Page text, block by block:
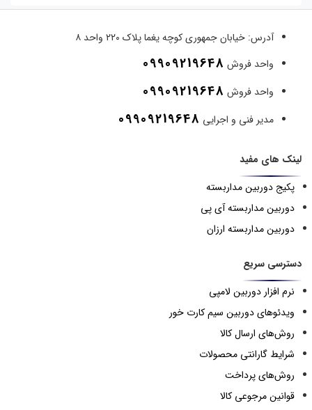
آدرس: خیابان جمهوری کوچه یغما پلاک ۲۲۰ واحد ۸
واحد فروش 09909219648
واحد فروش 09909219648
مدیر فنی و اجرایی 09909219648
لینک های مفید
پکیج دوربین مداربسته
دوربین مداربسته آی پی
دوربین مداربسته ارزان
دسترسی سریع
نرم افزار دوربین لامپی
ویدئوهای دوربین سیم کارت خور
روش‌های ارسال کالا
شرایط گارانتی محصولات
روش‌های پرداخت
قوانین مرجوعی کالا